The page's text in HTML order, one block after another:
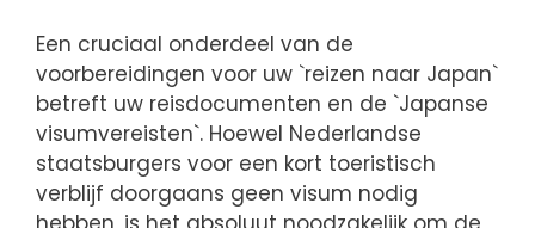
Een cruciaal onderdeel van de
voorbereidingen voor uw `reizen naar Japan`
betreft uw reisdocumenten en de `Japanse
visumvereisten`. Hoewel Nederlandse
staatsburgers voor een kort toeristisch
verblijf doorgaans geen visum nodig